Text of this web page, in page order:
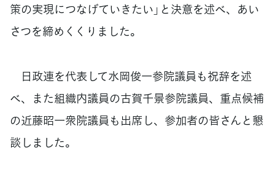
策の実現につなげていきたい」と決意を述べ、あい
さつを締めくくりました。
日政連を代表して水岡俊一参院議員も祝辞を述
べ、また組織内議員の古賀千景参院議員、重点候補
の近藤昭一衆院議員も出席し、参加者の皆さんと懇
談しました。